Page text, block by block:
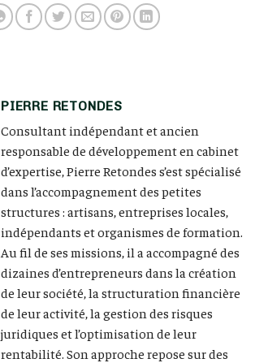
PIERRE RETONDES
Consultant indépendant et ancien
responsable de développement en cabinet
d’expertise, Pierre Retondes s’est spécialisé
dans l’accompagnement des petites
structures : artisans, entreprises locales,
indépendants et organismes de formation.
Au fil de ses missions, il a accompagné des
dizaines d’entrepreneurs dans la création
de leur société, la structuration financière
de leur activité, la gestion des risques
juridiques et l’optimisation de leur
rentabilité. Son approche repose sur des